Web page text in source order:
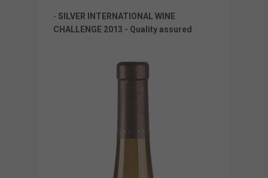
- SILVER INTERNATIONAL WINE
CHALLENGE 2013 - Quality assured